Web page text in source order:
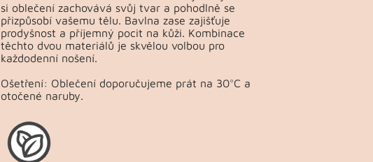
si oblečení zachovává svůj tvar a pohodlně se
přizpůsobí vašemu tělu. Bavlna zase zajišťuje
prodyšnost a příjemný pocit na kůži. Kombinace
těchto dvou materiálů je skvělou volbou pro
každodenní nošení.
Ošetření: Oblečení doporučujeme prát na 30°C a
otočené naruby.